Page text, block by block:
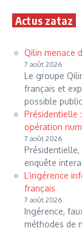
Actus zataz
Qilin menace
7 août 2026
Le groupe
français et
possible
Présidentielle
opération
7 août 2026
enquête
L’ingérence
français
7 août 2026
Ingérence,
méthodes de